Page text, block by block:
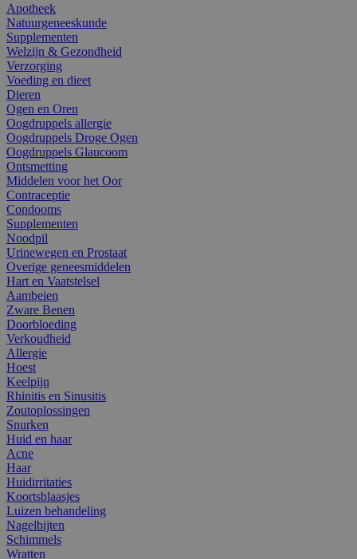
Apotheek
Natuurgeneeskunde
Supplementen
Welzijn & Gezondheid
Verzorging
Voeding en dieet
Dieren
Ogen en Oren
Oogdruppels allergie
Oogdruppels Droge Ogen
Oogdruppels Glaucoom
Ontsmetting
Middelen voor het Oor
Contraceptie
Condooms
Supplementen
Noodpil
Urinewegen en Prostaat
Overige geneesmiddelen
Hart en Vaatstelsel
Aambeien
Zware Benen
Doorbloeding
Verkoudheid
Allergie
Hoest
Keelpijn
Rhinitis en Sinusitis
Zoutoplossingen
Snurken
Huid en haar
Acne
Haar
Huidirritaties
Koortsblaasjes
Luizen behandeling
Nagelbijten
Schimmels
Wratten